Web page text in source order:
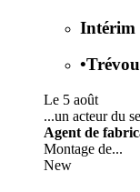
Intérim
•
Le 5 août
...un acteur du
Agent de
Montage de...
New